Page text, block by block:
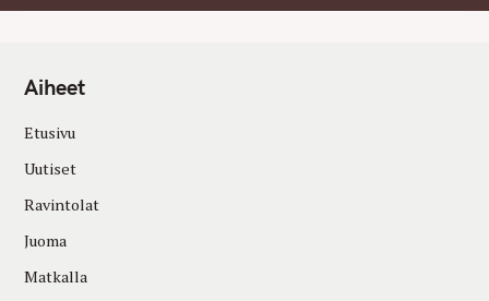
Aiheet
Etusivu
Uutiset
Ravintolat
Juoma
Matkalla